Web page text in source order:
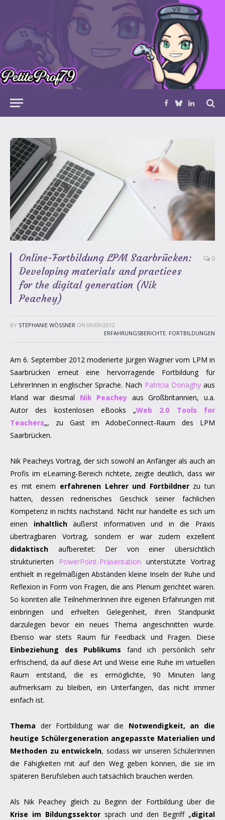
Facebook
BlueskyLinkedIn
Online-Fortbildung LPM Saarbrücken:
Developing materials and practices
for the digital generation (Nik
Peachey)
0
BY STEPHANIE WÖSSNER ON 09/09/2012
ERFAHRUNGSBERICHTE, FORTBILDUNGEN
Am 6. September 2012 moderierte Jürgen Wagner vom LPM in
Saarbrücken erneut eine hervorragende Fortbildung für
LehrerInnen in englischer Sprache. Nach Patricia Donaghy aus
Irland war diesmal Nik Peachey aus Großbritannien, u.a.
Autor des kostenlosen eBooks „Web 2.0 Tools for
Teachers„, zu Gast im AdobeConnect-Raum des LPM
Saarbrücken.
Nik Peacheys Vortrag, der sich sowohl an Anfänger als auch an
Profis im eLearning-Bereich richtete, zeigte deutlich, dass wir
es mit einem erfahrenen Lehrer und Fortbildnerzu tun
hatten, dessen rednerisches Geschick seiner fachlichen
Kompetenz in nichts nachstand. Nicht nur handelte es sich um
einen inhaltlichäußerst informativen und in die Praxis
übertragbaren Vortrag, sondern er war zudem exzellent
didaktisch aufbereitet: Der von einer übersichtlich
strukturierten PowerPoint-Präsentation unterstützte Vortrag
enthielt in regelmäßigen Abständen kleine Inseln der Ruhe und
Reflexion in Form von Fragen, die ans Plenum gerichtet waren.
So konnten alle TeilnehmerInnen ihre eigenen Erfahrungen mit
einbringen und erhielten Gelegenheit, ihren Standpunkt
darzulegen bevor ein neues Thema angeschnitten wurde.
Ebenso war stets Raum für Feedback und Fragen. Diese
Einbeziehung des Publikums fand ich persönlich sehr
erfrischend, da auf diese Art und Weise eine Ruhe im virtuellen
Raum entstand, die es ermöglichte, 90 Minuten lang
aufmerksam zu bleiben, ein Unterfangen, das nicht immer
einfach ist.
Thema der Fortbildung war die Notwendigkeit, an die
heutige Schülergeneration angepasste Materialien und
Methoden zu entwickeln, sodass wir unseren SchülerInnen
die Fähigkeiten mit auf den Weg geben können, die sie im
späteren Berufsleben auch tatsächlich brauchen werden.
Als Nik Peachey gleich zu Beginn der Fortbildung über die
Krise im Bildungssektor sprach und den Begriff „digital